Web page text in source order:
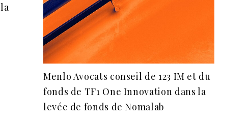
Menlo Avocats conseil de 123 IM et du
fonds de TF1 One Innovation dans la
levée de fonds de Nomalab